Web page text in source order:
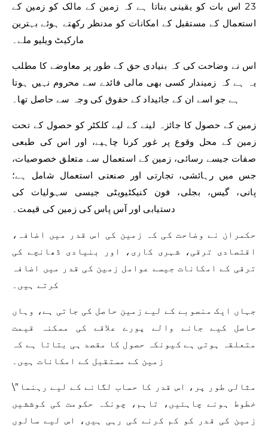
23 اس بات کو یقینی بناتا ہے کہ زمین کے مالک کو زمین کے
استعمال کے مستقبل کے امکانات کو مدنظر رکھتے ہوئے بہترین
مارکیٹ ویلیو ملے۔
اس نے وضاحت کی کہ بنیادی حق کے طور پر معاوضے کا مطلب
یہ ہے کہ زمیندار کسی بھی مالی فائدے سے محروم نہیں ہوتا
ہے جو اسے ان کے جائیداد کے حقوق کی وجہ سے حاصل تھا۔
زمین کے حصول کا جائزہ لینے کے لیے کلکٹر کو حصول کے تحت
زمین کے محل وقوع پر غور کرنا چاہیے، اور اس کی طبعی
صفات جیسے رسائی، زمین کے استعمال سے متعلق خصوصیات،
جس میں رہائشی، تجارتی اور صنعتی استعمال شامل ہے؛
پانی، گیس، بجلی، فون کنیکٹیویٹی جیسی سہولیات کی
دستیابی اور آس پاس کی زمین کی قیمت۔
حکمران نے وضاحت کی کہ زمین کی اس قدر میں اضافہ،
اقتصادی ترقی، شہری کاری، اور بنیادی ڈھانچے کی
ترقی کے امکانات جیسے عوامل زمین کی قدر میں اضافہ
کرتے ہیں۔
جہاں ایک منصوبے کے لیے زمین حاصل کی جاتی ہے، وہاں
حاصل کیے جانے والے پورے علاقے کی ممکنہ قیمت
متعلقہ ہوتی ہے کیونکہ حصول کا مقصد ہی بتاتا ہے کہ
زمین کے مستقبل کے امکانات ہیں۔
\”مثالی طور پر، اس قدر کا حساب لگانے کے لیے رہنما
خطوط ہونے چاہئیں، تاہم، چونکہ حکومت کی کوششیں
زمین کی قدر کو کم کرنے کی رہی ہیں، اس لیے سالوں